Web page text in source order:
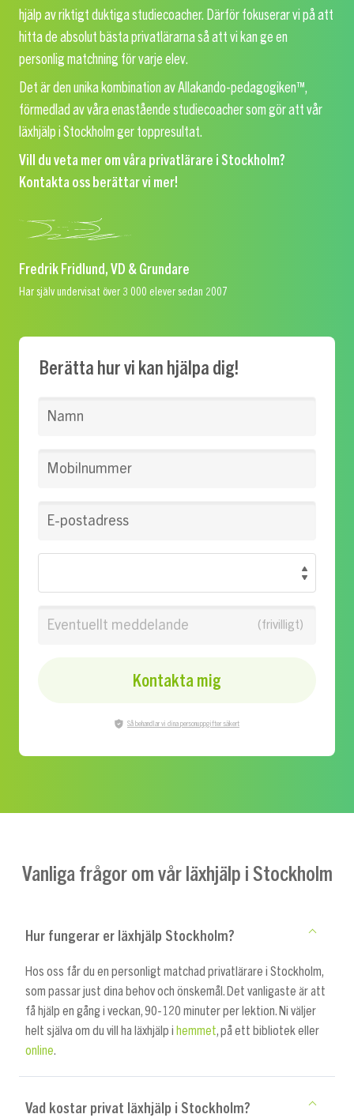
hjälp av riktigt duktiga studiecoacher. Därför fokuserar vi på att
hitta de absolut bästa privatlärarna så att vi kan ge en
personlig matchning för varje elev.
Det är den unika kombination av Allakando-pedagogiken™,
förmedlad av våra enastående studiecoacher som gör att vår
läxhjälp i Stockholm ger toppresultat.
Vill du veta mer om våra privatlärare i Stockholm?
Kontakta oss berättar vi mer!
Fredrik Fridlund, VD & Grundare
Har själv undervisat över 3 000 elever sedan 2007
Berätta hur vi kan hjälpa dig!
Namn
Mobilnummer
E-postadress
Eventuellt meddelande
Kontakta mig
Så behandlar vi dina personuppgifter säkert
Vanliga frågor om vår läxhjälp i Stockholm
Hur fungerar er läxhjälp Stockholm?
Hos oss får du en personligt matchad privatlärare i Stockholm,
som passar just dina behov och önskemål. Det vanligaste är att
få hjälp en gång i veckan, 90-120 minuter per lektion. Ni väljer
helt själva om du vill ha läxhjälp i hemmet, på ett bibliotek eller
online.
Vad kostar privat läxhjälp i Stockholm?